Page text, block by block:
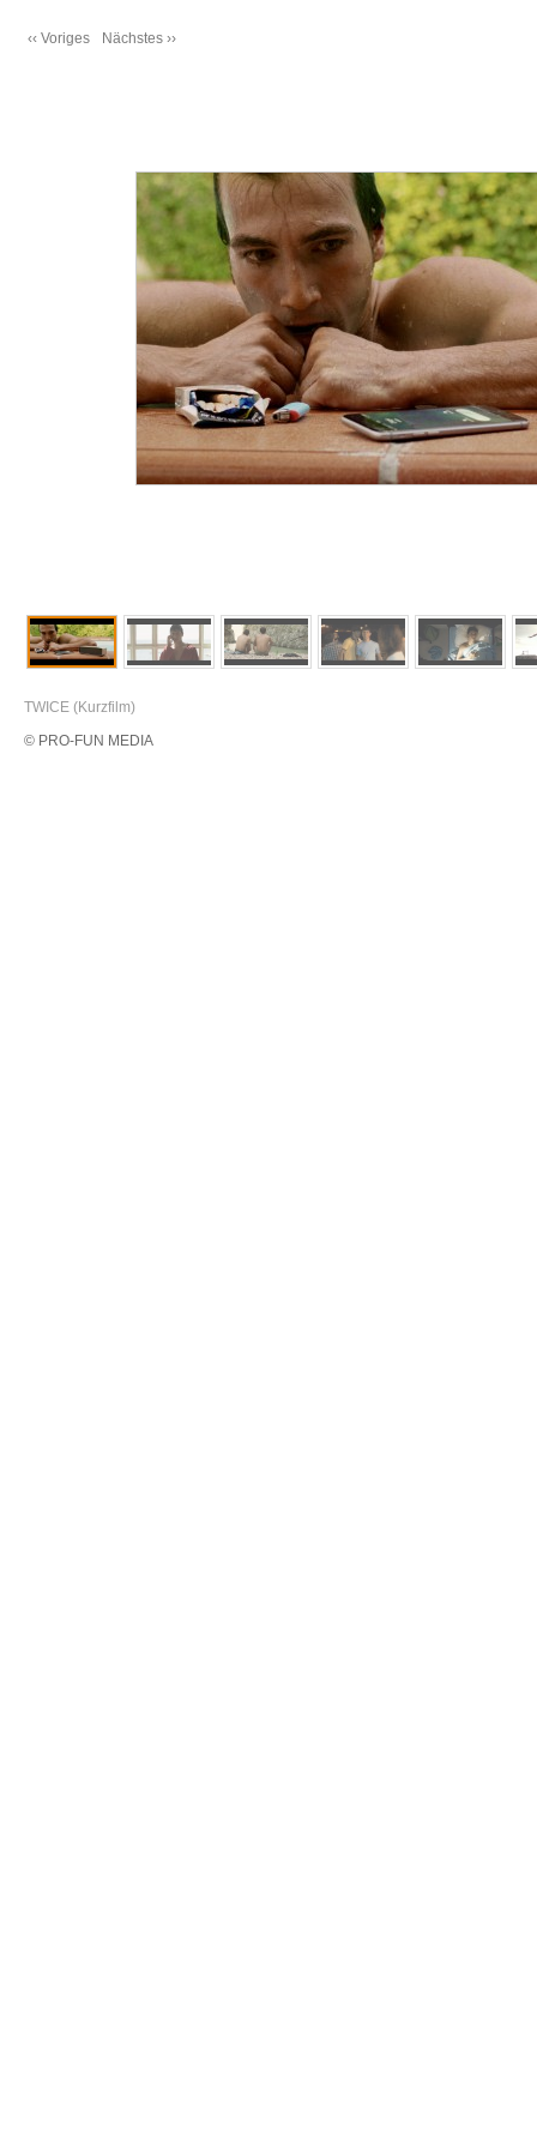
‹‹ Voriges Nächstes ››
TWICE (Kurzfilm)
© PRO-FUN MEDIA